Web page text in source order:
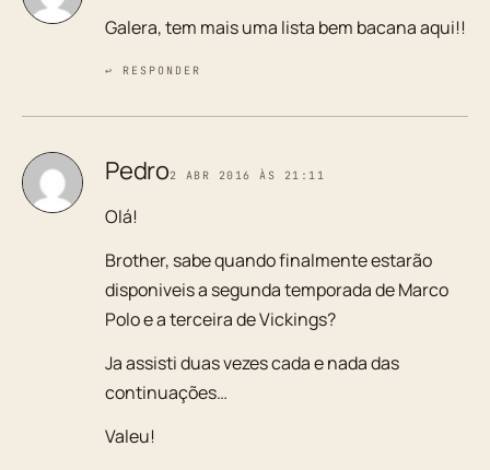
Galera, tem mais uma lista bem bacana aqui!!
↩ RESPONDER
Pedro2 ABR 2016 ÀS 21:11
Olá!
Brother, sabe quando finalmente estarão
disponiveis a segunda temporada de Marco
Polo e a terceira de Vickings?
Ja assisti duas vezes cada e nada das
continuações…
Valeu!